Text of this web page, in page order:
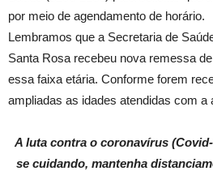
por meio de agendamento de horário.
Lembramos que a Secretaria de
Santa Rosa recebeu nova remessa
essa faixa etária. Conforme forem
ampliadas as idades atendidas com a
A luta contra o coronavírus
se cuidando, mantenha